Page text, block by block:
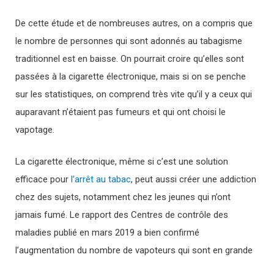
De cette étude et de nombreuses autres, on a compris que
le nombre de personnes qui sont adonnés au tabagisme
traditionnel est en baisse. On pourrait croire qu’elles sont
passées à la cigarette électronique, mais si on se penche
sur les statistiques, on comprend très vite qu’il y a ceux qui
auparavant n’étaient pas fumeurs et qui ont choisi le
vapotage.
La cigarette électronique, même si c’est une solution
efficace pour l’arrêt au tabac, peut aussi créer une addiction
chez des sujets, notamment chez les jeunes qui n’ont
jamais fumé. Le rapport des Centres de contrôle des
maladies publié en mars 2019 a bien confirmé
l’augmentation du nombre de vapoteurs qui sont en grande